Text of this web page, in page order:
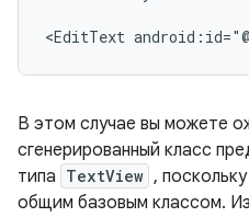
<EditText
В этом случае вы можете
сгенерированный класс
типа TextView , поскольку
общим базовым классом.